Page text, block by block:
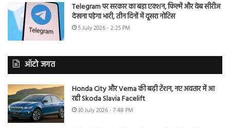
Telegram पर सरकार का बड़ा एक्शन, फिल्में और वेब सीरीज
देखना पड़ेगा भारी, तीन दिनों में दूसरा नोटिस
5 July 2026 - 2:25 PM
ऑटो जगत
Honda City और Verna की बढ़ी टेंशन, नए अवतार में आ
रही Skoda Slavia Facelift
30 July 2026 - 7:48 PM